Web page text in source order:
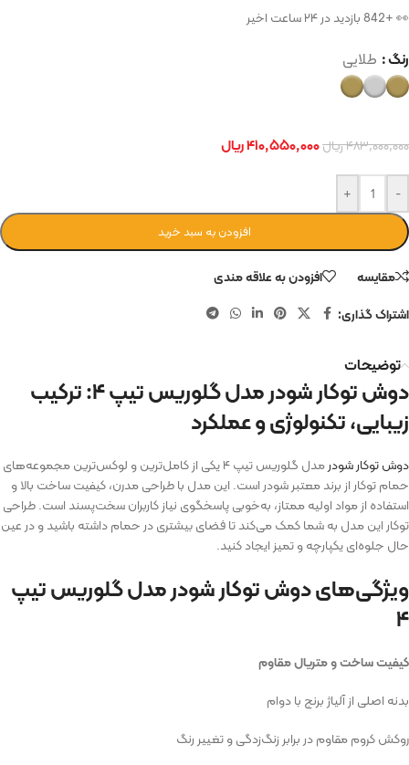
👀 +842 بازدید در ۲۴ ساعت اخیر
رنگ طلایی
۴۸۳,۰۰۰,۰۰۰ریال۴۱۰,۵۵۰,۰۰۰ریال
-
+
افزودن به سبد خرید
مقایسه
افزودن به علاقه مندی
اشتراک گذاری:
توضیحات
دوش توکار شودر مدل گلوریس تیپ ۴: ترکیب
زیبایی، تکنولوژی و عملکرد
دوش توکار شودر
مدل گلوریس تیپ ۴ یکی از کامل‌ترین و لوکس‌ترین مجموعه‌های
حمام توکار از برند معتبر شودر است. این مدل با طراحی مدرن، کیفیت ساخت بالا و
استفاده از مواد اولیه ممتاز، به‌خوبی پاسخگوی نیاز کاربران سخت‌پسند است. طراحی
توکار این مدل به شما کمک می‌کند تا فضای بیشتری در حمام داشته باشید و در عین
حال جلوه‌ای یکپارچه و تمیز ایجاد کنید.
ویژگی‌های دوش توکار شودر مدل گلوریس تیپ
۴
کیفیت ساخت و متریال مقاوم
بدنه اصلی از آلیاژ برنج با دوام
روکش کروم مقاوم در برابر زنگ‌زدگی و تغییر رنگ